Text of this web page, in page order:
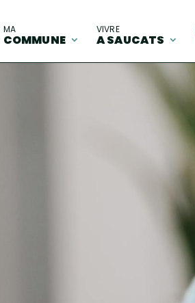
MA
COMMUNE
VIVRE
A SAUCATS